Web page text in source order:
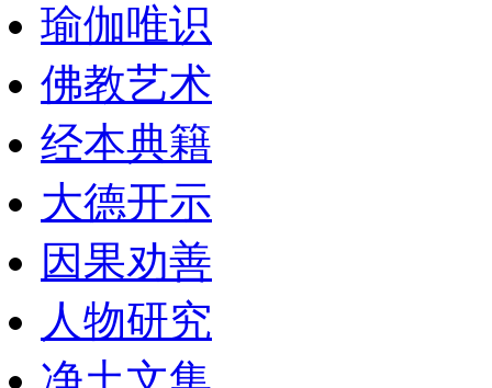
瑜伽唯识
佛教艺术
经本典籍
大德开示
因果劝善
人物研究